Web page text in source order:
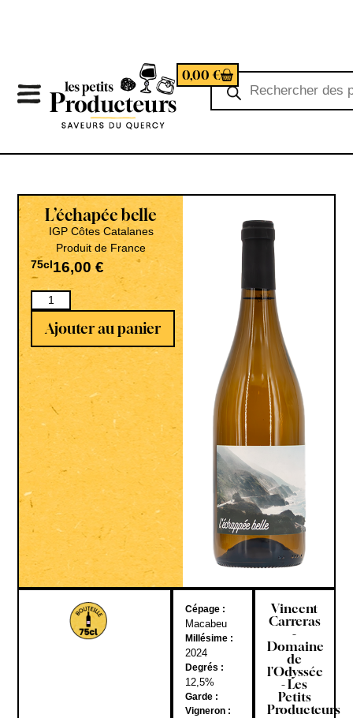
0,00 €
75cl16,00€
Ajouter au panier
L’échapée belle
IGP Côtes Catalanes
Produit de France
Cépage :
Macabeu
Millésime :
2024
Degrés :
12,5%
Garde :
Vigneron :
Vincent
Carreras
-
Domaine
de
l'Odyssée
- Les
Petits
Producteurs